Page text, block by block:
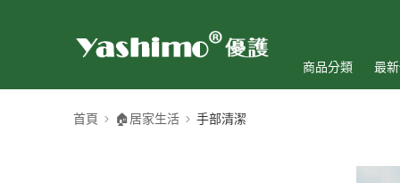
商品分類 最
首頁 🏠居家生活 手部清潔